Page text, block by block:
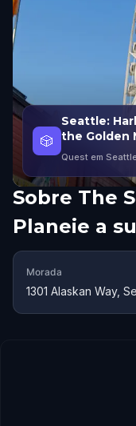
🎲
Seattle:
the Golden
Quest em
Sobre The
Planeie a
Morada
1301 Alaskan Way,